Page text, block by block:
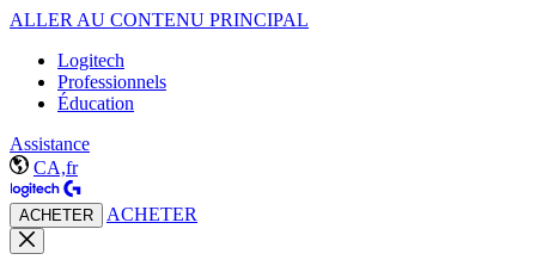
ALLER AU CONTENU PRINCIPAL
Logitech
Professionnels
Éducation
Assistance
CA,fr
ACHETER ACHETER